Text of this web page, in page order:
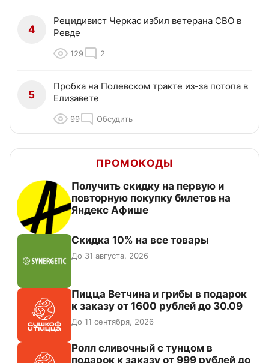
4
Рецидивист Черкас избил ветерана СВО в
Ревде
129 2
5
Пробка на Полевском тракте из-за потопа в
Елизавете
99 Обсудить
ПРОМОКОДЫ
Получить скидку на первую и
повторную покупку билетов на
Яндекс Афише
Скидка 10% на все товары
До 31 августа, 2026
Пицца Ветчина и грибы в подарок
к заказу от 1600 рублей до 30.09
До 11 сентября, 2026
Ролл сливочный с тунцом в
подарок к заказу от 999 рублей до